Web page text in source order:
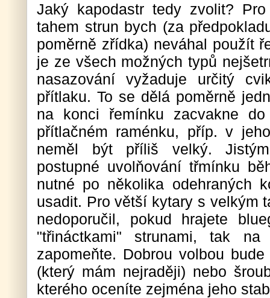
Jaký kapodastr tedy zvolit?
tahem strun bych (za
poměrně zřídka) neváhal použít
je ze všech možných typů
nasazování vyžaduje určitý
přítlaku. To se dělá poměrně
na konci řemínku zacvakne
přítlačném raménku, příp. v
neměl být příliš velký.
postupné uvolňování třmínku
nutné po několika odehraných
usadit. Pro větší kytary s velkým
nedoporučil, pokud hrajete
"třináctkami" strunami, tak
zapomeňte. Dobrou volbou
(který mám nejraději) nebo
kterého oceníte zejména jeho